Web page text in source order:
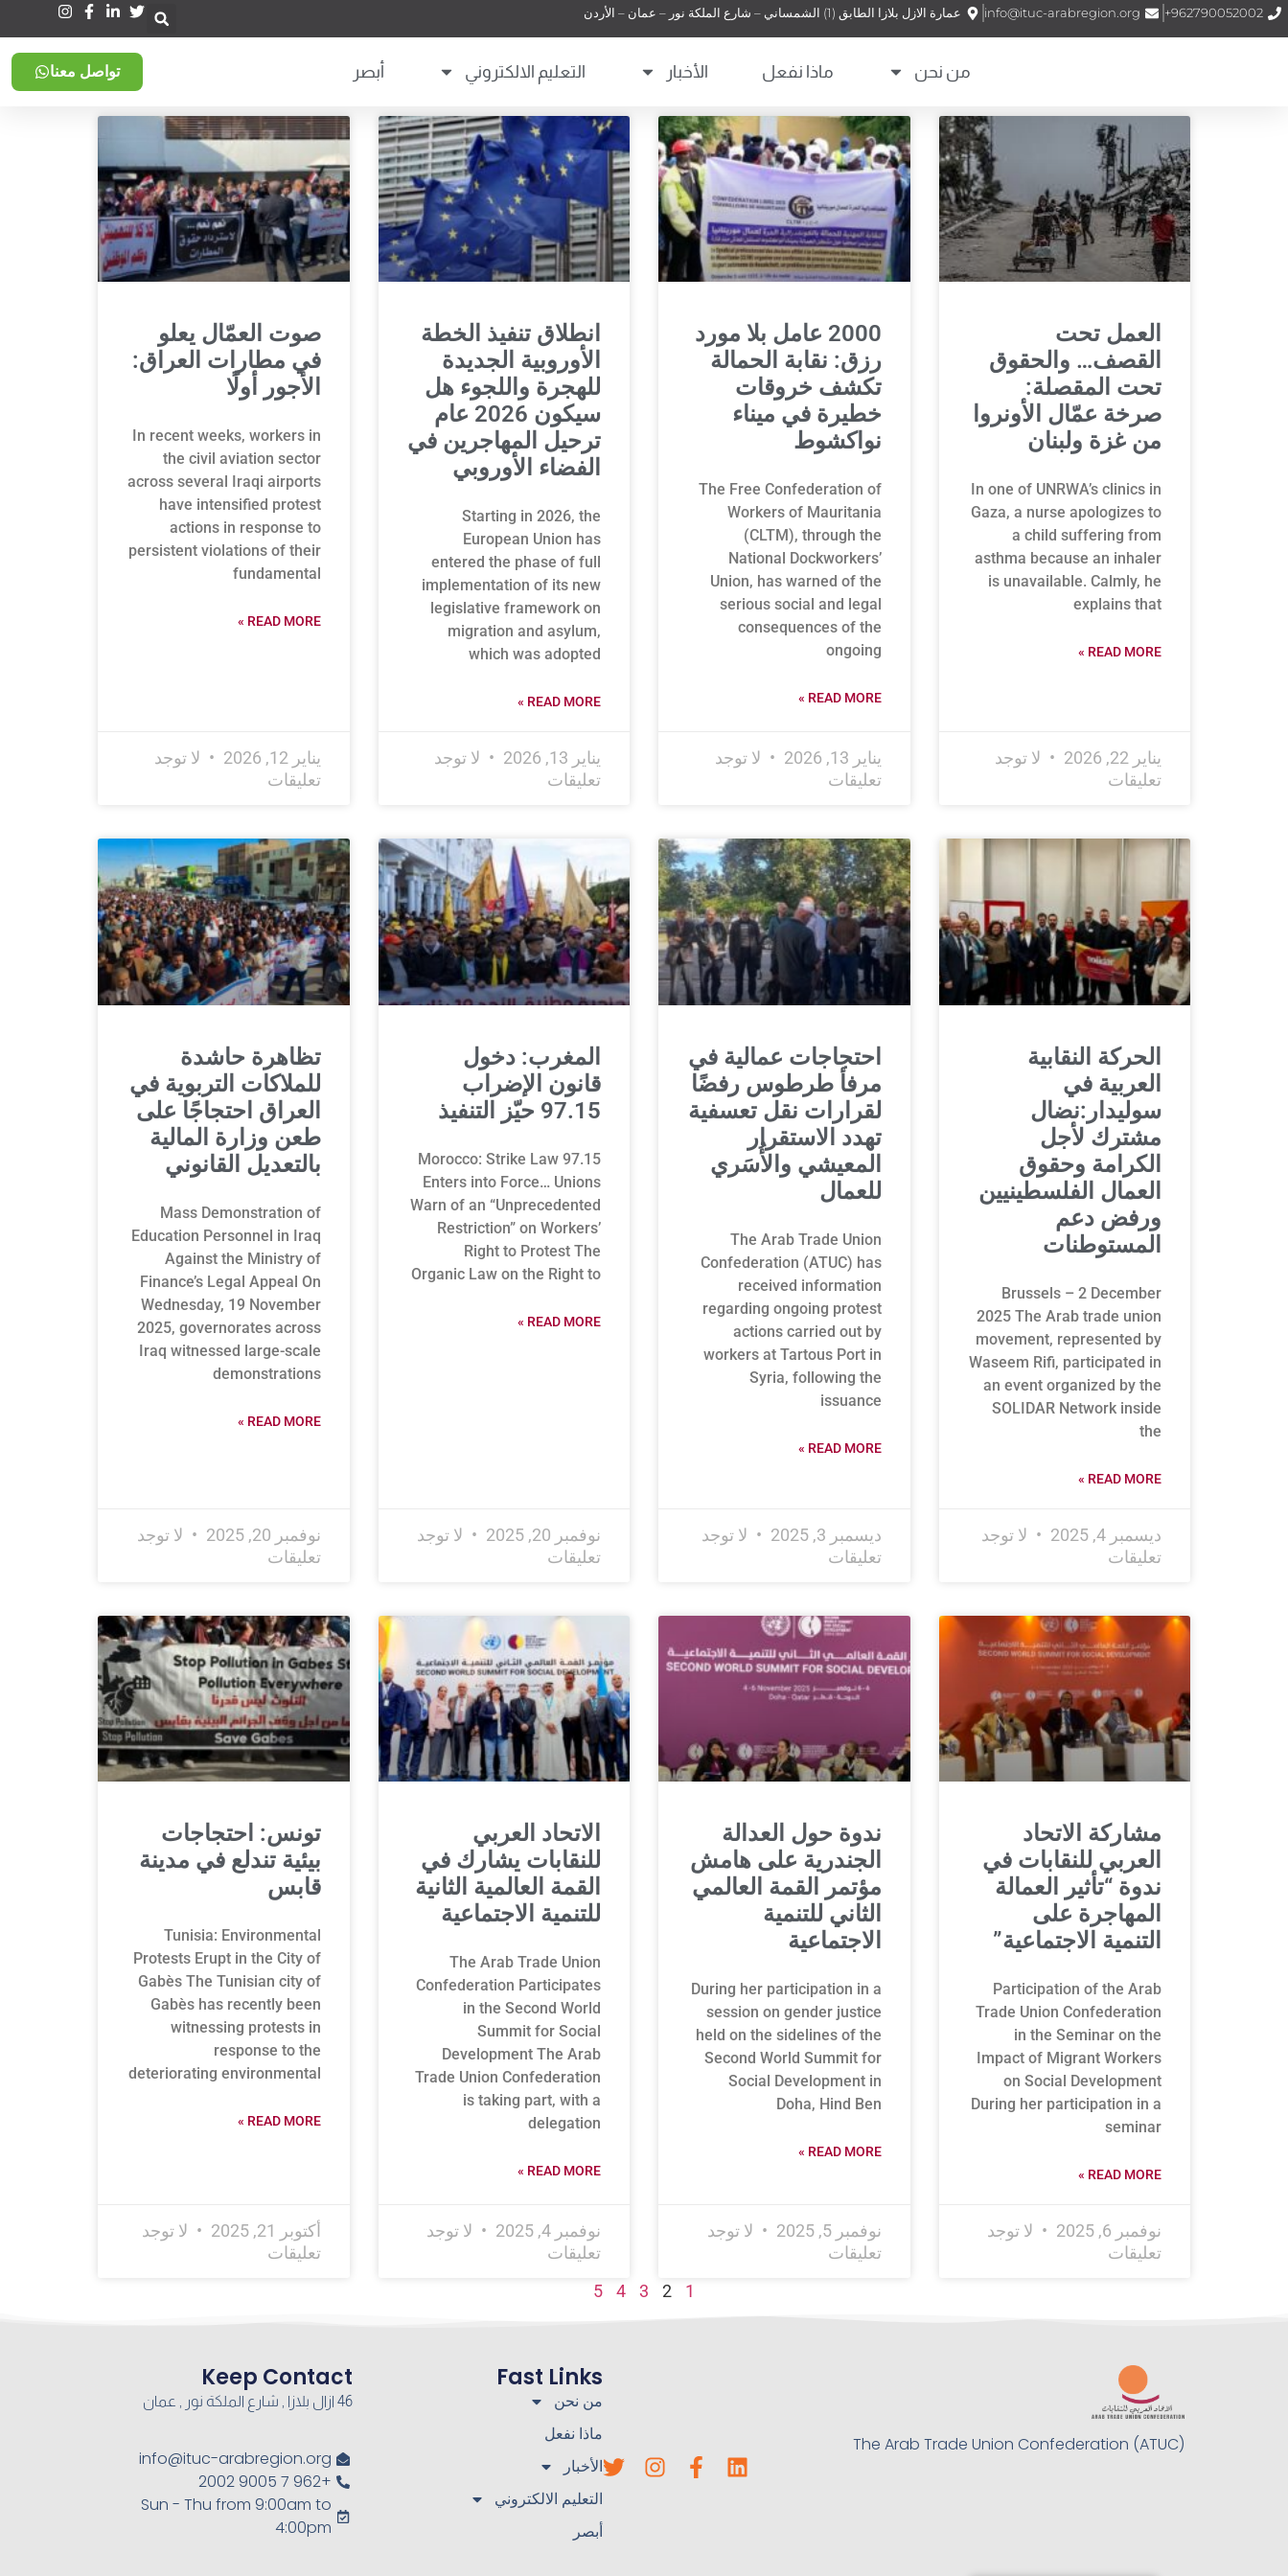
962790052002+
info@ituc-arabregion.org عمارة الازل بلازا الطابق (1) الشمساني – شارع الملكة نور – عمان – الأردن
من نحن ماذا نفعل الأخبار التعليم الالكتروني أبصر تواصل معنا
العمل تحت
القصف… والحقوق
تحت المقصلة:
صرخة عمّال الأونروا
من غزة ولبنان
In one of UNRWA’s clinics in
Gaza, a nurse apologizes to
a child suffering from
asthma because an inhaler
is unavailable. Calmly, he
explains that
READ MORE »
يناير 22, 2026
لا توجد
تعليقات
2000 عامل بلا مورد
رزق: نقابة الحمالة
تكشف خروقات
خطيرة في ميناء
نواكشوط
The Free Confederation of
Workers of Mauritania
(CLTM), through the
National Dockworkers’
Union, has warned of the
serious social and legal
consequences of the
ongoing
READ MORE »
يناير 13, 2026
لا توجد
تعليقات
انطلاق تنفيذ الخطة
الأوروبية الجديدة
للهجرة واللجوء هل
سيكون 2026 عام
ترحيل المهاجرين في
الفضاء الأوروبي
Starting in 2026, the
European Union has
entered the phase of full
implementation of its new
legislative framework on
migration and asylum,
which was adopted
READ MORE »
يناير 13, 2026
لا توجد
تعليقات
صوت العمّال يعلو
في مطارات العراق:
الأجور أولًا
In recent weeks, workers in
the civil aviation sector
across several Iraqi airports
have intensified protest
actions in response to
persistent violations of their
fundamental
READ MORE »
يناير 12, 2026
لا توجد
تعليقات
الحركة النقابية
العربية في
سوليدار:نضال
مشترك لأجل
الكرامة وحقوق
العمال الفلسطينيين
ورفض دعم
المستوطنات
Brussels – 2 December
2025 The Arab trade union
movement, represented by
Waseem Rifi, participated in
an event organized by the
SOLIDAR Network inside
the
READ MORE »
ديسمبر 4, 2025
لا توجد
تعليقات
احتجاجات عمالية في
مرفأ طرطوس رفضًا
لقرارات نقل تعسفية
تهدد الاستقرار
المعيشي والأُسَري
للعمال
The Arab Trade Union
Confederation (ATUC) has
received information
regarding ongoing protest
actions carried out by
workers at Tartous Port in
Syria, following the
issuance
READ MORE »
ديسمبر 3, 2025
لا توجد
تعليقات
المغرب: دخول
قانون الإضراب
97.15 حيّز التنفيذ
Morocco: Strike Law 97.15
Enters into Force… Unions
Warn of an “Unprecedented
Restriction” on Workers’
Right to Protest The
Organic Law on the Right to
READ MORE »
نوفمبر 20, 2025
لا توجد
تعليقات
تظاهرة حاشدة
للملاكات التربوية في
العراق احتجاجًا على
طعن وزارة المالية
بالتعديل القانوني
Mass Demonstration of
Education Personnel in Iraq
Against the Ministry of
Finance’s Legal Appeal On
Wednesday, 19 November
2025, governorates across
Iraq witnessed large-scale
demonstrations
READ MORE »
نوفمبر 20, 2025
لا توجد
تعليقات
مشاركة الاتحاد
العربي للنقابات في
ندوة “تأثير العمالة
المهاجرة على
التنمية الاجتماعية”
Participation of the Arab
Trade Union Confederation
in the Seminar on the
Impact of Migrant Workers
on Social Development
During her participation in a
seminar
READ MORE »
نوفمبر 6, 2025
لا توجد
تعليقات
ندوة حول العدالة
الجندرية على هامش
مؤتمر القمة العالمي
الثاني للتنمية
الاجتماعية
During her participation in a
session on gender justice
held on the sidelines of the
Second World Summit for
Social Development in
Doha, Hind Ben
READ MORE »
نوفمبر 5, 2025
لا توجد
تعليقات
الاتحاد العربي
للنقابات يشارك في
القمة العالمية الثانية
للتنمية الاجتماعية
The Arab Trade Union
Confederation Participates
in the Second World
Summit for Social
Development The Arab
Trade Union Confederation
is taking part, with a
delegation
READ MORE »
نوفمبر 4, 2025
لا توجد
تعليقات
تونس: احتجاجات
بيئية تندلع في مدينة
قابس
Tunisia: Environmental
Protests Erupt in the City of
Gabès The Tunisian city of
Gabès has recently been
witnessing protests in
response to the
deteriorating environmental
READ MORE »
أكتوبر 21, 2025
لا توجد
تعليقات
1
2
3
4
5
The Arab Trade Union Confederation (ATUC)
Fast Links
من نحن
ماذا نفعل
الأخبار
التعليم الالكتروني
أبصر
Keep Contact
46 ازال بلازا , شارع الملكة نور , عمان
info@ituc-arabregion.org
+962 7 9005 2002
Sun - Thu from 9:00am to
4:00pm